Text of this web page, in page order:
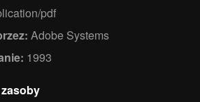
pdf
Adobe Systems
1993